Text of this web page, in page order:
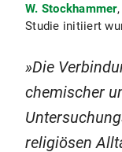
W. Stockhammer
Studie initiiert
Die
chemischer
religiösen